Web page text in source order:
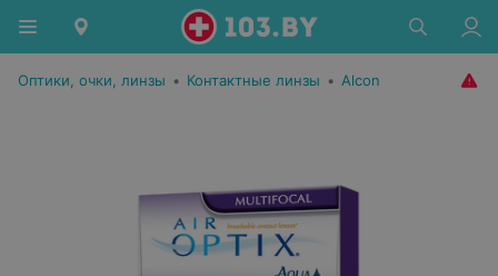
Оптики, очки, линзы • Контактные линзы • Alcon